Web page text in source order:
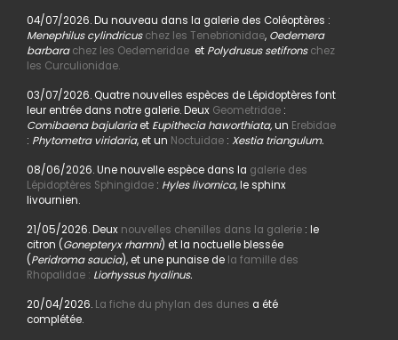
04/07/2026. Du nouveau dans la galerie des Coléoptères :
Menephilus cylindricus chez les Tenebrionidae,Oedemera
barbara chez les Oedemeridaeet Polydrusus setifrons chez
les Curculionidae.
03/07/2026. Quatre nouvelles espèces de Lépidoptères font
leur entrée dans notre galerie. Deux Geometridae:
Comibaena bajulariaet Eupithecia haworthiata,un Erebidae
: Phytometra viridaria, et un Noctuidae: Xestia triangulum.
08/06/2026. Une nouvelle espèce dans la galerie des
Lépidoptères Sphingidae: Hyles livornica,le sphinx
livournien.
21/05/2026. Deux nouvelles chenilles dans la galerie : le
citron (Gonepteryx rhamni) et la noctuelle blessée
(Peridroma saucia), et une punaise dela famille des
Rhopalidae : Liorhyssus hyalinus.
20/04/2026. La fiche du phylan des dunes a été
complétée.